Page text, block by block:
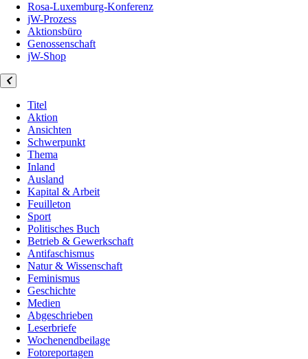
Rosa-Luxemburg-Konferenz
jW-Prozess
Aktionsbüro
Genossenschaft
jW-Shop
Titel
Aktion
Ansichten
Schwerpunkt
Thema
Inland
Ausland
Kapital & Arbeit
Feuilleton
Sport
Politisches Buch
Betrieb & Gewerkschaft
Antifaschismus
Natur & Wissenschaft
Feminismus
Geschichte
Medien
Abgeschrieben
Leserbriefe
Wochenendbeilage
Fotoreportagen